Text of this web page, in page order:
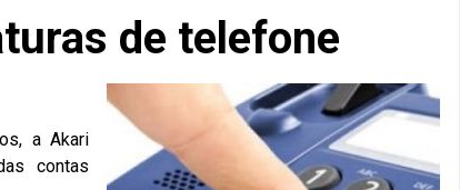
de telefone
a Akari
contas